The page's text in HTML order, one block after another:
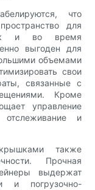
что
для
и во время
выгоден для
объемами
свои
связанные с
Кроме
управление
отслеживание и
также
Прочная
выдержат
и погрузочно-